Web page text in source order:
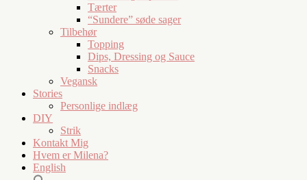
Tærter
“Sundere” søde sager
Tilbehør
Topping
Dips, Dressing og Sauce
Snacks
Vegansk
Stories
Personlige indlæg
DIY
Strik
Kontakt Mig
Hvem er Milena?
English